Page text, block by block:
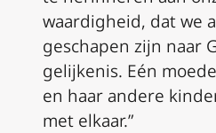
waardigheid, dat we
geschapen zijn naar
gelijkenis. Eén
en haar andere
met elkaar.”